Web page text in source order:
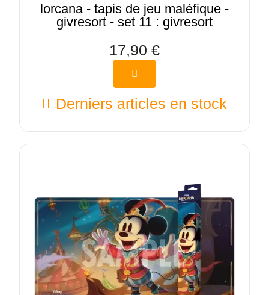
lorcana - tapis de jeu maléfique -
givresort - set 11 : givresort
17,90 €
Derniers articles en stock